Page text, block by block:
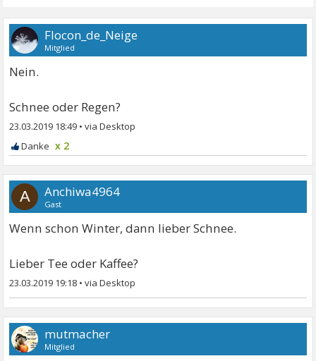
Flocon_de_Neige
Mitglied
Nein.
Schnee oder Regen?
23.03.2019 18:49 •
x 2
A Anchiwa4964
Gast
Wenn schon Winter, dann lieber Schnee.
Lieber Tee oder Kaffee?
23.03.2019 19:18 •
mutmacher
Mitglied